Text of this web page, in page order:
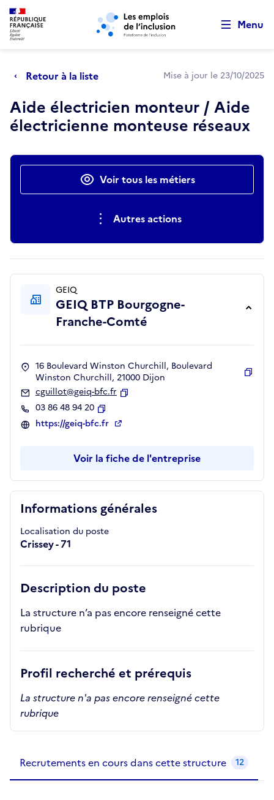
Aller au menu principal Aller au contenu principal
Menu
Retour à la liste Mise à jour le 23/10/2025
Aide électricien monteur / Aide
électricienne monteuse réseaux
Actions rapidesVoir tous les métiers
Autres actions
Informations générales
Localisation du poste
Crissey - 71
Description du poste
La structure n’a pas encore renseigné cette
rubrique
Profil recherché et prérequis
La structure n'a pas encore renseigné cette
rubrique
GEIQ
GEIQ BTP Bourgogne-
Franche-Comté
16 Boulevard Winston Churchill, Boulevard
Winston Churchill, 21000 Dijon
cguillot@geiq-bfc.fr
03 86 48 94 20
Copier
https://geiq-bfc.fr
Voir la fiche de l'entreprise
Recrutements en cours dans cette structure 12
Retour au début de la page
Panneau de gestion des cookies